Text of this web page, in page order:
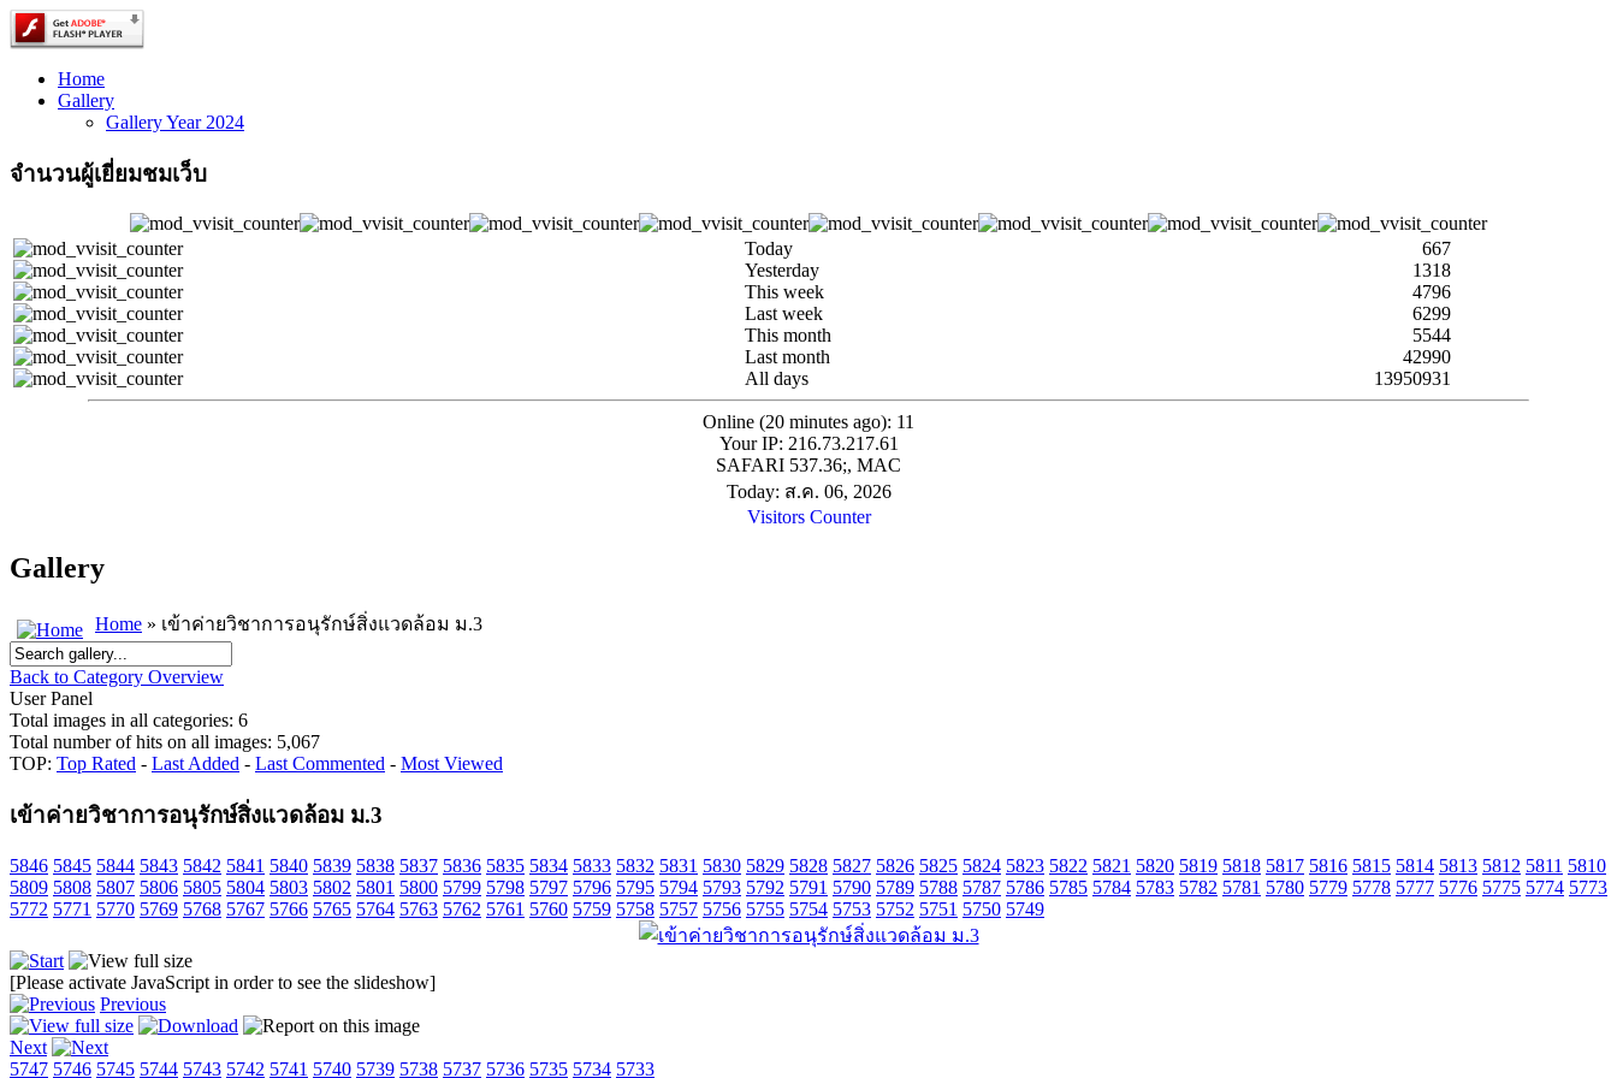
Home
Gallery
Gallery Year 2024
จำนวนผู้เยี่ยมชมเว็บ
Today
667
Yesterday
1318
This week
4796
Last week
6299
This month
5544
Last month
42990
All days
13950931
Online (20 minutes ago): 11
Your IP: 216.73.217.61
SAFARI 537.36;, MAC
Today: ส.ค. 06, 2026
Visitors Counter
Gallery
Home » เข้าค่ายวิชาการอนุรักษ์สิ่งแวดล้อม ม.3
Back to Category Overview
User Panel
Total images in all categories: 6
Total number of hits on all images: 5,067
TOP: Top Rated - Last Added - Last Commented - Most Viewed
เข้าค่ายวิชาการอนุรักษ์สิ่งแวดล้อม ม.3
5846 5845 5844 5843 5842 5841 5840 5839 5838 5837 5836 5835 5834 5833 5832 5831 5830 5829 5828 5827 5826 5825 5824 5823 5822 5821 5820 5819 5818 5817 5816 5815 5814 5813 5812 5811 5810
5809 5808 5807 5806 5805 5804 5803 5802 5801 5800 5799 5798 5797 5796 5795 5794 5793 5792 5791 5790 5789 5788 5787 5786 5785 5784 5783 5782 5781 5780 5779 5778 5777 5776 5775 5774 5773
5772 5771 5770 5769 5768 5767 5766 5765 5764 5763 5762 5761 5760 5759 5758 5757 5756 5755 5754 5753 5752 5751 5750 5749
[Please activate JavaScript in order to see the slideshow]
Previous
Next
5747 5746 5745 5744 5743 5742 5741 5740 5739 5738 5737 5736 5735 5734 5733